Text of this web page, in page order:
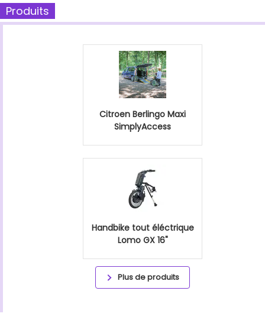
Produits
Citroen Berlingo Maxi
SimplyAccess
Handbike tout éléctrique
Lomo GX 16"
Plus de produits